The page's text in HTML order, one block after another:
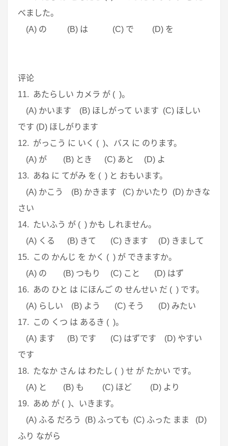
べました。
(A) の (B) は (C) で (D) を
评论
11. あたらしい カメラ が ( )。
(A) かいます (B) ほしがって います (C) ほしい
です (D) ほしがります
12. がっこう に いく ( )、バス に のります。
(A) が (B) とき (C) あと (D) よ
13. あね に てがみ を ( ) と おもいます。
(A) かこう (B) かきます (C) かいたり (D) かきな
さい
14. たいふう が ( ) かも しれません。
(A) くる (B) きて (C) きます (D) きまして
15. この かんじ を かく ( ) が できますか。
(A) の (B) つもり (C) こと (D) はず
16. あの ひと は にほんご の せんせい だ ( ) です。
(A) らしい (B) よう (C) そう (D) みたい
17. この くつ は あるき ( )。
(A) ます (B) です (C) はずです (D) やすい
です
18. たなか さん は わたし ( ) せ が たかい です。
(A) と (B) も (C) ほど (D) より
19. あめ が ( )、いきます。
(A) ふる だろう (B) ふっても (C) ふった まま (D)
ふり ながら